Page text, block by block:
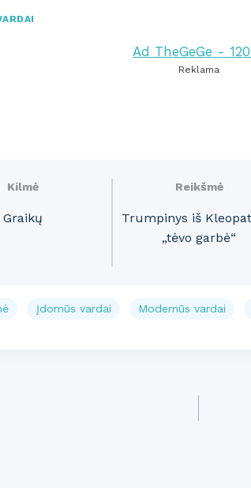
Reklama
Kilmė
Graikų
Reikšmė
Trumpinys iš
„tėvo garbė“
Įdomūs vardai Modernūs vardai